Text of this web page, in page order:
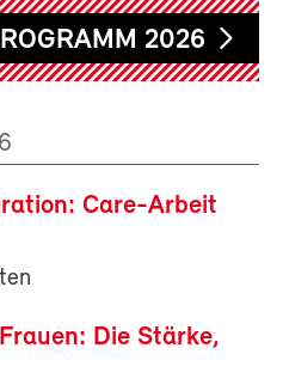
2026
Care-Arbeit
Die Stärke,